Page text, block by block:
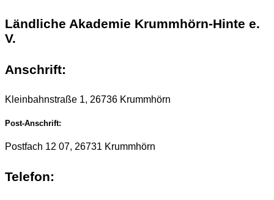
Ländliche Akademie Krummhörn-Hinte e.
V.
Anschrift:
Kleinbahnstraße 1, 26736 Krummhörn
Post-Anschrift:
Postfach 12 07, 26731 Krummhörn
Telefon: